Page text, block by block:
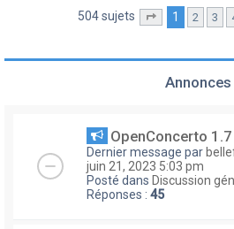
504 sujets Page sur21
1 2 3
Annonces
OpenConcerto 1.7
Dernier message par
juin 21, 2023 5:03 pm
Posté dans Discussion
Réponses : 45